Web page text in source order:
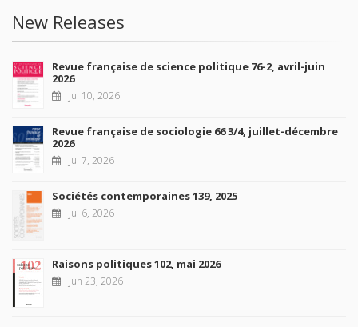
New Releases
Revue française de science politique 76-2, avril-juin
2026
Jul 10, 2026
Revue française de sociologie 66 3/4, juillet-décembre
2026
Jul 7, 2026
Sociétés contemporaines 139, 2025
Jul 6, 2026
Raisons politiques 102, mai 2026
Jun 23, 2026